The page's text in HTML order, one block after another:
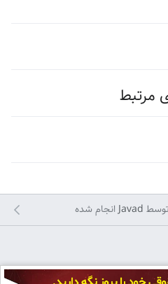
مرتبط
توسط Javadانجام شده